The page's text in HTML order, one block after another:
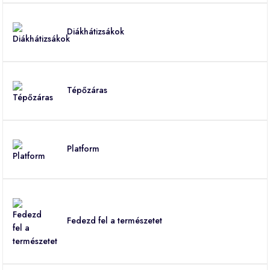
Diákhátizsákok
Tépőzáras
Platform
Fedezd fel a természetet